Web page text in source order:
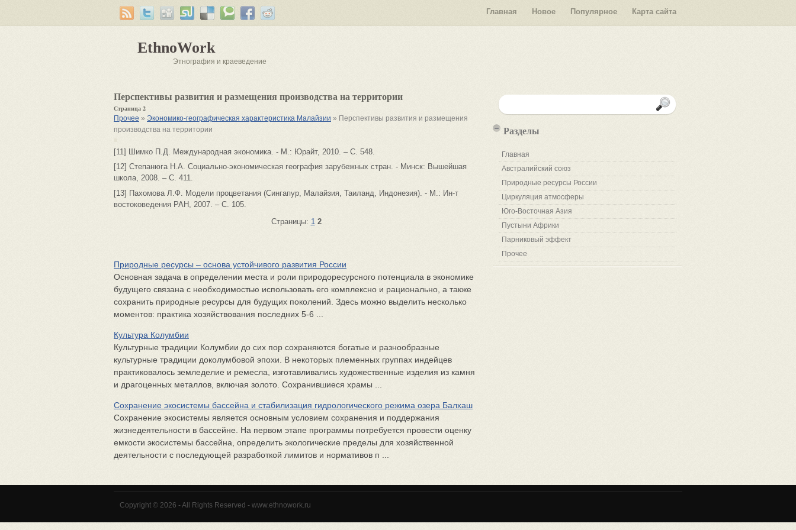
EthnoWork
Этнография и краеведение
Главная Новое Популярное Карта сайта
Перспективы развития и размещения производства на территории
Страница 2
Прочее » Экономико-географическая характеристика Малайзии » Перспективы развития и размещения
производства на территории
[11] Шимко П.Д. Международная экономика. - М.: Юрайт, 2010. – С. 548.
[12] Степанюга Н.А. Социально-экономическая география зарубежных стран. - Минск: Вышейшая
школа, 2008. – С. 411.
[13] Пахомова Л.Ф. Модели процветания (Сингапур, Малайзия, Таиланд, Индонезия). - М.: Ин-т
востоковедения РАН, 2007. – С. 105.
Страницы: 1 2
Природные ресурсы – основа устойчивого развития России
Основная задача в определении места и роли природоресурсного потенциала в экономике
будущего связана с необходимостью использовать его комплексно и рационально, а также
сохранить природные ресурсы для будущих поколений. Здесь можно выделить несколько
моментов: практика хозяйствования последних 5-6 ...
Культура Колумбии
Культурные традиции Колумбии до сих пор сохраняются богатые и разнообразные
культурные традиции доколумбовой эпохи. В некоторых племенных группах индейцев
практиковалось земледелие и ремесла, изготавливались художественные изделия из камня
и драгоценных металлов, включая золото. Сохранившиеся храмы ...
Сохранение экосистемы бассейна и стабилизация гидрологического режима озера Балхаш
Сохранение экосистемы является основным условием сохранения и поддержания
жизнедеятельности в бассейне. На первом этапе программы потребуется провести оценку
емкости экосистемы бассейна, определить экологические пределы для хозяйственной
деятельности с последующей разработкой лимитов и нормативов п ...
Разделы
Главная
Австралийский союз
Природные ресурсы России
Циркуляция атмосферы
Юго-Восточная Азия
Пустыни Африки
Парниковый эффект
Прочее
Copyright © 2026 - All Rights Reserved - www.ethnowork.ru